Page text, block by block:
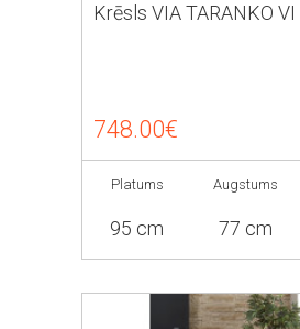
Krēsls VIA TARANKO VI
748.00€
Platums
95 cm
Augstums
77 cm